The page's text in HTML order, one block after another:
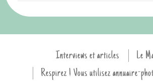
Interviews et articles
Le
Respirez ! Vous utilisez annuaire-